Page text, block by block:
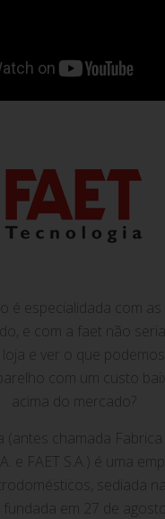
é especialidada com as
e com a faet não
e ver o que
com um custo
acima do mercado?
(antes chamada Fabrica
e FAET S.A.) é uma
sediada na
fundada em 27 de